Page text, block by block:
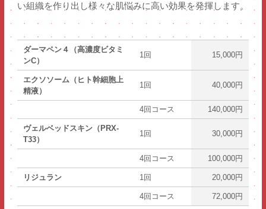
い組織を作り出し様々な肌悩みに高い効果を発揮します。
ダーマペン４（高濃度ビタミ
ンC）
1回 15,000円
エクソソーム（ヒト幹細胞上
精液）
1回 40,000円
4回コース 140,000円
ヴェルベッドスキン（PRX-
T33）
1回 30,000円
4回コース 100,000円
リジュラン 1回 20,000円
4回コース 72,000円